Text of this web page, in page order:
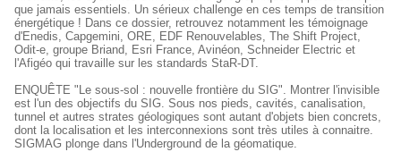
que jamais essentiels. Un sérieux challenge en ces temps de transition
énergétique ! Dans ce dossier, retrouvez notamment les témoignage
d'Enedis, Capgemini, ORE, EDF Renouvelables, The Shift Project,
Odit-e, groupe Briand, Esri France, Avinéon, Schneider Electric et
l'Afigéo qui travaille sur les standards StaR-DT.
ENQUÊTE "Le sous-sol : nouvelle frontière du SIG". Montrer l'invisible
est l'un des objectifs du SIG. Sous nos pieds, cavités, canalisation,
tunnel et autres strates géologiques sont autant d'objets bien concrets,
dont la localisation et les interconnexions sont très utiles à connaitre.
SIGMAG plonge dans l'Underground de la géomatique.